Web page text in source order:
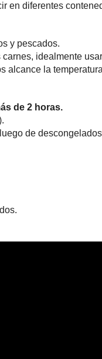
en diferentes
y pescados.
idealmente
alcance la
de 2 horas.
de